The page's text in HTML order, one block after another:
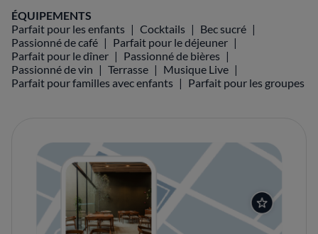
ÉQUIPEMENTS
Parfait pour les enfants
Cocktails
Bec sucré
Passionné de café
Parfait pour le déjeuner
Parfait pour le dîner
Passionné de bières
Passionné de vin
Terrasse
Musique Live
Parfait pour familles avec enfants
Parfait pour les groupes